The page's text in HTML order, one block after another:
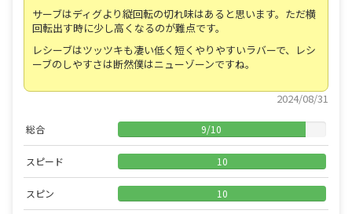
サーブはディグより縦回転の切れ味はあると思います。ただ横
回転出す時に少し高くなるのが難点です。
レシーブはツッツキも凄い低く短くやりやすいラバーで、レシ
ーブのしやすさは断然僕はニューゾーンですね。
2024/08/31
総合 9/10
スピード 10
スピン 10